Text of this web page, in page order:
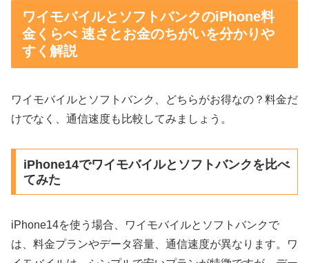
ワイモバイルとソフトバンクのiPhone料
金くらべ 速さとお金のちがいを分かりや
すく解説
ワイモバイルとソフトバンク、どちらがお得なの？料金だ
けでなく、通信速度も比較してみましょう。
iPhone14でワイモバイルとソフトバンクを比べ
てみた
iPhone14を使う場合、ワイモバイルとソフトバンクで
は、料金プランやデータ容量、通信速度が異なります。ワ